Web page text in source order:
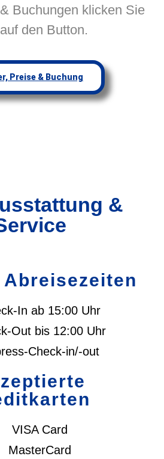
Buchungen klicken Sie
den Button.
Preise & Buchung
&
In ab 15:00 Uhr
Out bis 12:00 Uhr
Check-in/-out
VISA Card
MasterCard